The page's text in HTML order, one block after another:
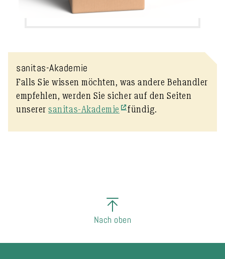
sanitas-Akademie
Falls Sie wissen möchten, was andere Behandler
empfehlen, werden Sie sicher auf den Seiten
unserersanitas-Akademie fündig.
Nach oben